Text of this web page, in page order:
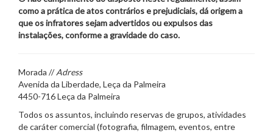
como a prática de atos contrários e prejudiciais, dá origem a
que os infratores sejam advertidos ou expulsos das
instalações, conforme a gravidade do caso.
Morada //Adress
Avenida da Liberdade, Leça da Palmeira
4450-716 Leça da Palmeira
Todos os assuntos, incluindo reservas de grupos, atividades
de caráter comercial (fotografia, filmagem, eventos, entre